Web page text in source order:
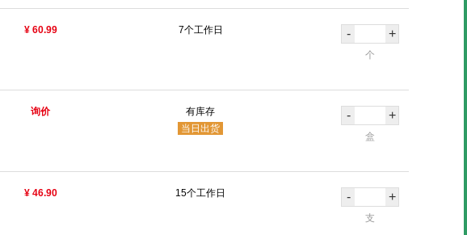
¥ 60.99 7个工作日 - +
个
询价
有库存
当日出货
- +
盒
¥ 46.90 15个工作日 - +
支